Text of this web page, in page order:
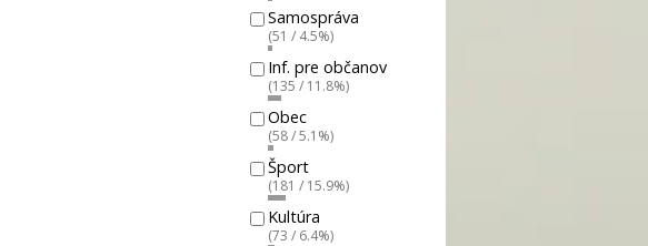
Samospráva
(51 / 4.5%)
Inf. pre občanov
(135 / 11.8%)
Obec
(58 / 5.1%)
Šport
(181 / 15.9%)
Kultúra
(73 / 6.4%)